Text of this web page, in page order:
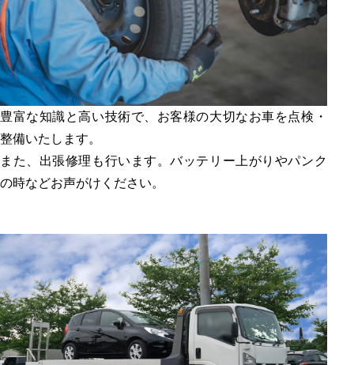
豊富な知識と高い技術で、お客様の大切なお車を点検・
整備いたします。
また、出張修理も行います。バッテリー上がりやパンク
の時などお声がけください。